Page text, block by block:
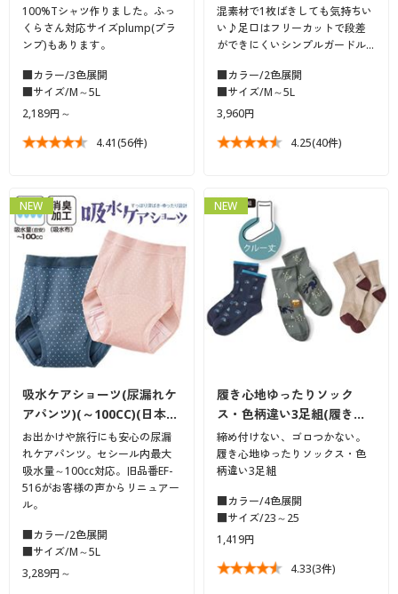
100%Tシャツ作りました。ふっ
くらさん対応サイズplump(プラ
ンプ)もあります。
■カラー/3色展開
■サイズ/M～5L
2,189円～
4.41(56件)
混素材で1枚ばきしても気持ちい
い♪足口はフリーカットで段差
ができにくいシンプルガードル…
■カラー/2色展開
■サイズ/M～5L
3,960円
4.25(40件)
NEW
吸水ケアショーツ(尿漏れケ
アパンツ)(～100CC)(日本…
お出かけや旅行にも安心の尿漏
れケアパンツ。セシール内最大
吸水量～100cc対応。旧品番EF-
516がお客様の声からリニュアー
ル。
■カラー/2色展開
■サイズ/M～5L
3,289円～
NEW
履き心地ゆったりソック
ス・色柄違い3足組(履き…
締め付けない、ゴロつかない。
履き心地ゆったりソックス・色
柄違い3足組
■カラー/4色展開
■サイズ/23～25
1,419円
4.33(3件)